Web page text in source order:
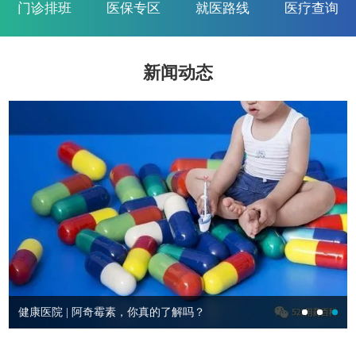
门诊排班 医保专区 就医路线 医疗查询
新闻动态
健康医院 | 阿奇霉素，你真的了解吗？